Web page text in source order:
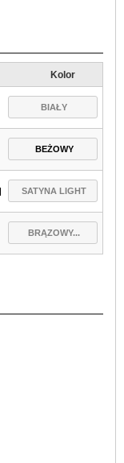
Kolor
BIAŁY
BEŻOWY
SATYNA LIGHT
BRĄZOWY...